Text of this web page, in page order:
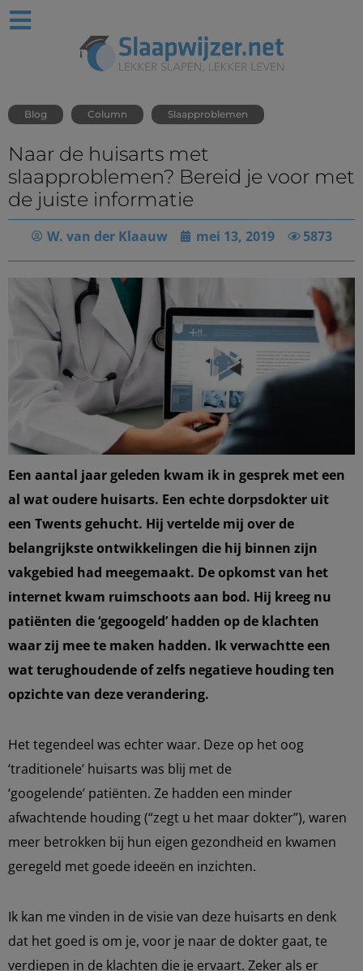
Blog Column Slaapproblemen
Naar de huisarts met
slaapproblemen? Bereid je voor met
de juiste informatie
W. van der Klaauw mei 13, 2019 5873
Een aantal jaar geleden kwam ik in gesprek met een
al wat oudere huisarts. Een echte dorpsdokter uit
een Twents gehucht. Hij vertelde mij over de
belangrijkste ontwikkelingen die hij binnen zijn
vakgebied had meegemaakt. De opkomst van het
internet kwam ruimschoots aan bod. Hij kreeg nu
patiënten die ‘gegoogeld’ hadden op de klachten
waar zij mee te maken hadden. Ik verwachtte een
wat terughoudende of zelfs negatieve houding ten
opzichte van deze verandering.
Het tegendeel was echter waar. Deze op het oog
‘traditionele’ huisarts was blij met de
‘googelende’ patiënten. Ze hadden een minder
afwachtende houding (“zegt u het maar dokter”), waren
meer betrokken bij hun eigen gezondheid en kwamen
geregeld met goede ideeën en inzichten.
Ik kan me vinden in de visie van deze huisarts en denk
dat het goed is om je, voor je naar de dokter gaat, te
verdiepen in de klachten die je ervaart. Zeker als er